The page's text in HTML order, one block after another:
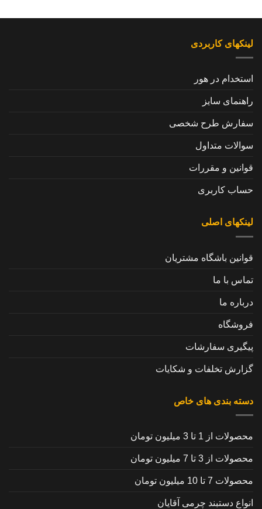
لینکهای کاربردی
استخدام در هور
راهنمای سایز
سفارش طرح شخصی
سوالات متداول
قوانین و مقررات
حساب کاربری
لینکهای اصلی
قوانین باشگاه مشتریان
تماس با ما
درباره ما
فروشگاه
پیگیری سفارشات
گزارش تخلفات و شکایات
دسته بندی های خاص
محصولات از 1 تا 3 میلیون تومان
محصولات از 3 تا 7 میلیون تومان
محصولات 7 تا 10 میلیون تومان
انواع دستبند چرمی آقایان